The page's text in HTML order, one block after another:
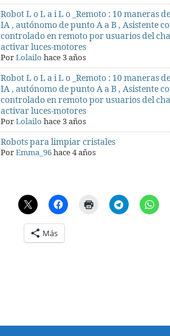
Robot L o L a i L o _Remoto : 10 maneras
IA , autónomo de punto A a B , Asistente
controlado en remoto por usuarios del
activar luces-motores
PorLolailo hace 3 años
Robot L o L a i L o _Remoto : 10 maneras
IA , autónomo de punto A a B , Asistente
controlado en remoto por usuarios del
activar luces-motores
PorLolailo hace 3 años
Robots para limpiar cristales
PorEmma_96hace 4 años
Más